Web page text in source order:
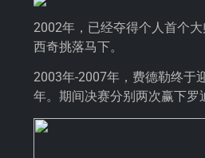
2002年，已经夺得个人首个
西奇挑落马下。
2003年-2007年，费德勒终于
年。期间决赛分别两次赢下罗